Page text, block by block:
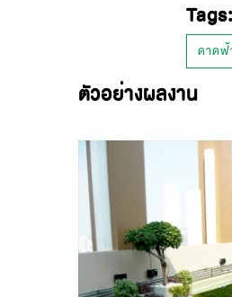
Tags:
ดาดฟ้
ตัวอย่างผลงาน